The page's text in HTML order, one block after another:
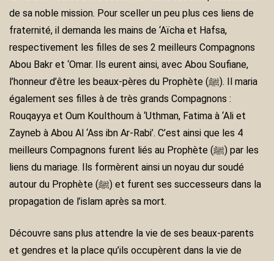
de sa noble mission. Pour sceller un peu plus ces liens de
fraternité, il demanda les mains de ‘Aïcha et Hafsa,
respectivement les filles de ses 2 meilleurs Compagnons
Abou Bakr et ‘Omar. Ils eurent ainsi, avec Abou Soufiane,
l’honneur d’être les beaux-pères du Prophète (ﷺ). Il maria
également ses filles à de très grands Compagnons :
Rouqayya et Oum Koulthoum à ‘Uthman, Fatima à ‘Ali et
Zayneb à Abou Al ‘Ass ibn Ar-Rabi’. C’est ainsi que les 4
meilleurs Compagnons furent liés au Prophète (ﷺ) par les
liens du mariage. Ils formèrent ainsi un noyau dur soudé
autour du Prophète (ﷺ) et furent ses successeurs dans la
propagation de l’islam après sa mort.
Découvre sans plus attendre la vie de ses beaux-parents
et gendres et la place qu’ils occupèrent dans la vie de